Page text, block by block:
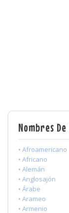
Nombres
• Afroamericano
• Africano
• Alemán
• Anglosajón
• Árabe
• Arameo
• Armenio